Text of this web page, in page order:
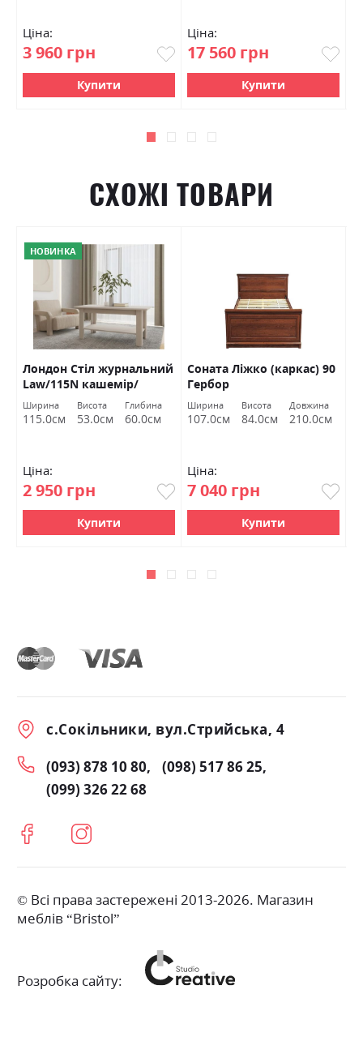
Ціна:
3 960 грн
Купити
Ціна:
17 560 грн
Купити
СХОЖІ ТОВАРИ
НОВИНКА
Лондон Стіл журнальний
Law/115N кашемір/
антрацит Гербор
Ширина
115.0см
Висота
53.0см
Глибина
60.0см
Ціна:
2 950 грн
Купити
Соната Ліжко (каркас) 90
Гербор
Ширина
107.0см
Висота
84.0см
Довжина
210.0см
Ціна:
7 040 грн
Купити
с.Сокільники, вул.Стрийська, 4
(093) 878 10 80
(098) 517 86 25
(099) 326 22 68
© Всі права застережені 2013-2026. Магазин
меблів “Bristol”
Розробка сайту: